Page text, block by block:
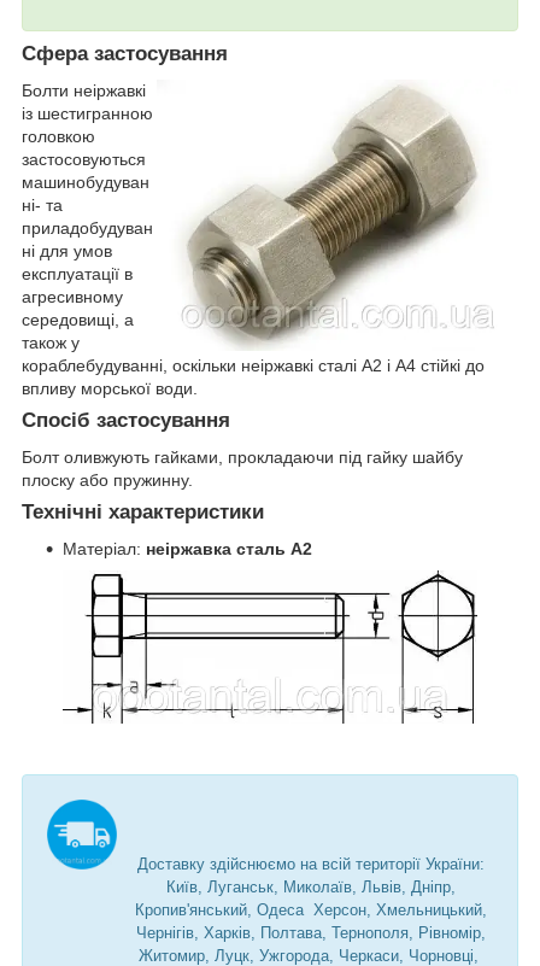
Сфера застосування
Болти неіржавкі
із шестигранною
головкою
застосовуються
машинобудуван
ні- та
приладобудуван
ні для умов
експлуатації в
агресивному
середовищі, а
також у
кораблебудуванні, оскільки неіржавкі сталі А2 і А4 стійкі до
впливу морської води.
Спосіб застосування
Болт оливжують гайками, прокладаючи під гайку шайбу
плоску або пружинну.
Технічні характеристики
Матеріал: неіржавка сталь А2
Доставку здійснюємо на всій території України:
Київ, Луганськ, Миколаїв, Львів, Дніпр,
Кропив'янський, Одеса Херсон, Хмельницький,
Чернігів, Харків, Полтава, Тернополя, Рівномір,
Житомир, Луцк, Ужгорода, Черкаси, Чорновці,